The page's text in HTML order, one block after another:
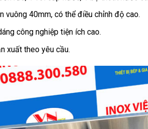
vuông 40mm, có thể điều chỉnh độ cao.
công nghiệp tiện ích cao.
xuất theo yêu cầu.